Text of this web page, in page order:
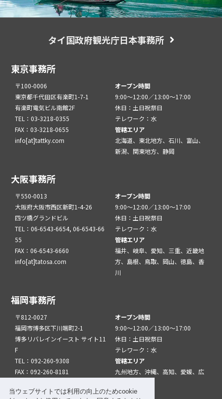
当ウェブサイトでは利用の向上のためcookie
タイ国政府観光庁日本事務所
東京事務所
〒100-0006
東京都千代田区有楽町1-7-1
有楽町電気ビル南館2F
TEL：03-3218-0355
FAX：03-3218-0655
info[at]tattky.com
オープン時間
9:00～12:00／13:00～17:00
休日：土日祝祭日
テレワーク：水
管轄エリア
北海道、東北地方、石川、富山、
新潟、関東地方、静岡
大阪事務所
〒550-0013
大阪府大阪市西区新町1-4-26
四ツ橋グランドビル
TEL：06-6543-6654, 06-6543-66
55
FAX：06-6543-6660
info[at]tatosa.com
オープン時間
9:00～12:00／13:00～17:00
休日：土日祝祭日
テレワーク：水
管轄エリア
福井、岐阜、愛知、三重、近畿地
方、島根、鳥取、岡山、徳島、香
川
福岡事務所
〒812-0027
福岡市博多区下川端町2-1
博多リバレインイースト サイト11
F
TEL：092-260-9308
FAX：092-260-8181
オープン時間
9:00～12:00／13:00～17:00
休日：土日祝祭日
テレワーク：水
管轄エリア
九州地方、沖縄、高知、愛媛、広